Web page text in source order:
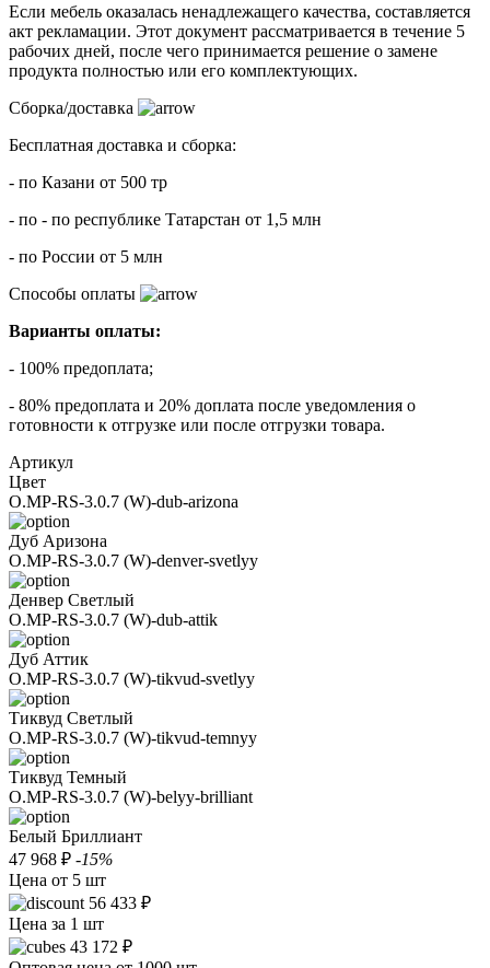
Если мебель оказалась ненадлежащего качества, составляется
акт рекламации. Этот документ рассматривается в течение 5
рабочих дней, после чего принимается решение о замене
продукта полностью или его комплектующих.
Сборка/доставка
Бесплатная доставка и сборка:
- по Казани от 500 тр
- по - по республике Татарстан от 1,5 млн
- по России от 5 млн
Способы оплаты
Варианты оплаты:
- 100% предоплата;
- 80% предоплата и 20% доплата после уведомления о
готовности к отгрузке или после отгрузки товара.
Артикул
Цвет
O.MP-RS-3.0.7 (W)-dub-arizona
Дуб Аризона
O.MP-RS-3.0.7 (W)-denver-svetlyy
Денвер Светлый
O.MP-RS-3.0.7 (W)-dub-attik
Дуб Аттик
O.MP-RS-3.0.7 (W)-tikvud-svetlyy
Тиквуд Светлый
O.MP-RS-3.0.7 (W)-tikvud-temnyy
Тиквуд Темный
O.MP-RS-3.0.7 (W)-belyy-brilliant
Белый Бриллиант
47 968 ₽ -15%
Цена от 5 шт
56 433 ₽
Цена за 1 шт
43 172 ₽